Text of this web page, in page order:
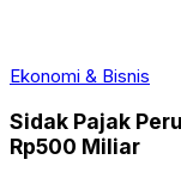
Ekonomi & Bisnis
Sidak Pajak
Rp500 Miliar